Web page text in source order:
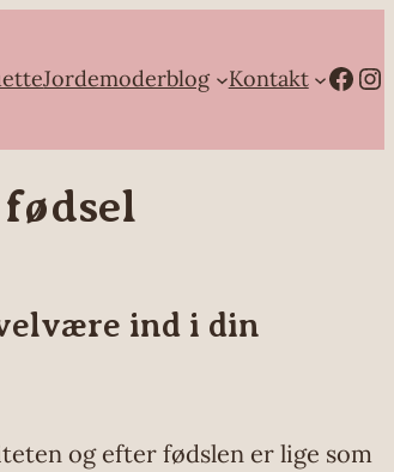
Jordemoderblog Kontakt Facebook Instagram
ind i din
og efter fødslen er lige som